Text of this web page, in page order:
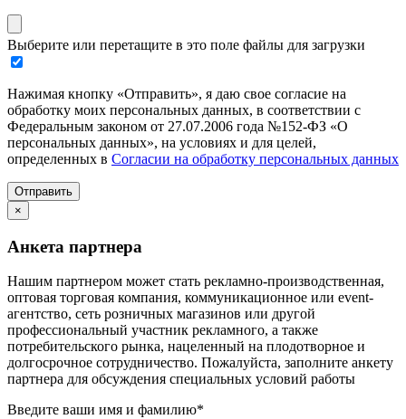
Выберите или перетащите в это поле файлы для загрузки
Нажимая кнопку «Отправить», я даю свое согласие на
обработку моих персональных данных, в соответствии с
Федеральным законом от 27.07.2006 года №152-ФЗ «О
персональных данных», на условиях и для целей,
определенных в Согласии на обработку персональных данных
Отправить
×
Анкета партнера
Нашим партнером может стать рекламно-производственная,
оптовая торговая компания, коммуникационное или event-
агентство, сеть розничных магазинов или другой
профессиональный участник рекламного, а также
потребительского рынка, нацеленный на плодотворное и
долгосрочное сотрудничество. Пожалуйста, заполните анкету
партнера для обсуждения специальных условий работы
Введите ваши имя и фамилию*